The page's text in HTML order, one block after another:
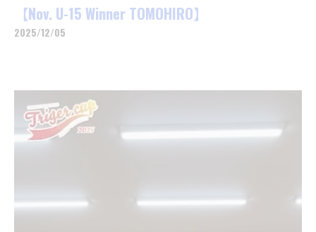
【Nov. U-15 Winner TOMOHIRO】
2025/12/05